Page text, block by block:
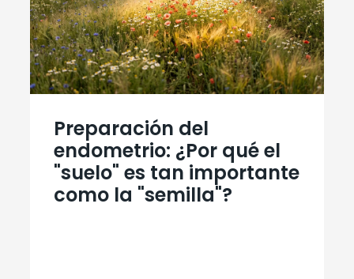
Preparación del
endometrio: ¿Por qué el
"suelo" es tan importante
como la "semilla"?